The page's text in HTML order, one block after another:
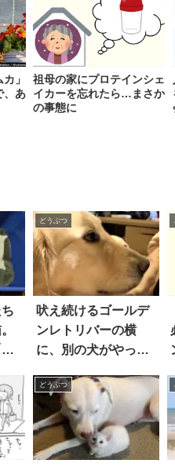
」
、あ
祖母の家にプロテインシェ
イカーを忘れたら…まさか
の事態に
どうぶつ
吠え続けるゴールデ
ンレトリバーの横
に、別の犬がやって
応』に思わず笑っ
た！！
どうぶつ